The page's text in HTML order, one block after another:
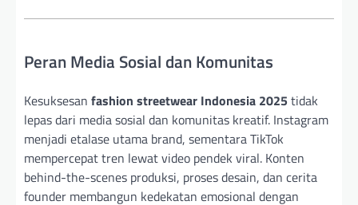
Peran Media Sosial dan Komunitas
Kesuksesan fashion streetwear Indonesia 2025 tidak
lepas dari media sosial dan komunitas kreatif. Instagram
menjadi etalase utama brand, sementara TikTok
mempercepat tren lewat video pendek viral. Konten
behind-the-scenes produksi, proses desain, dan cerita
founder membangun kedekatan emosional dengan